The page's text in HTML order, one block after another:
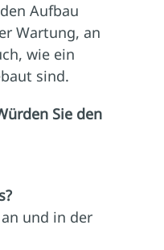
Aufbau
Wartung, an
wie ein
sind.
Sie den
und in der